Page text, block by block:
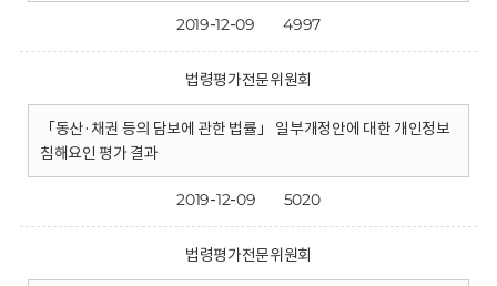
2019-12-09 4997
법령평가전문위원회
「동산·채권 등의 담보에 관한 법률」 일부개정안에 대한 개인정보
침해요인 평가 결과
2019-12-09 5020
법령평가전문위원회